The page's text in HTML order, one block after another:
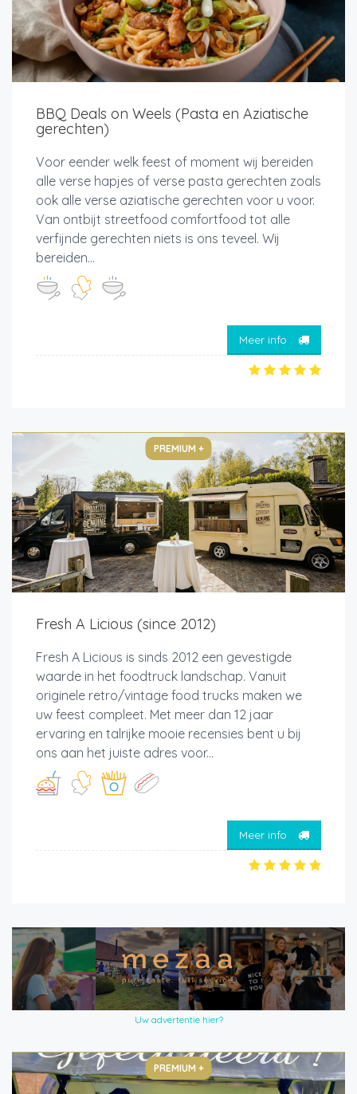
BBQ Deals on Weels (Pasta en Aziatische
gerechten)
Voor eender welk feest of moment wij bereiden
alle verse hapjes of verse pasta gerechten zoals
ook alle verse aziatische gerechten voor u voor.
Van ontbijt streetfood comfortfood tot alle
verfijnde gerechten niets is ons teveel. Wij
bereiden...
Meer info
PREMIUM +
Fresh A Licious (since 2012)
Fresh A Licious is sinds 2012 een gevestigde
waarde in het foodtruck landschap. Vanuit
originele retro/vintage food trucks maken we
uw feest compleet. Met meer dan 12 jaar
ervaring en talrijke mooie recensies bent u bij
ons aan het juiste adres voor...
Meer info
Uw advertentie hier?
PREMIUM +